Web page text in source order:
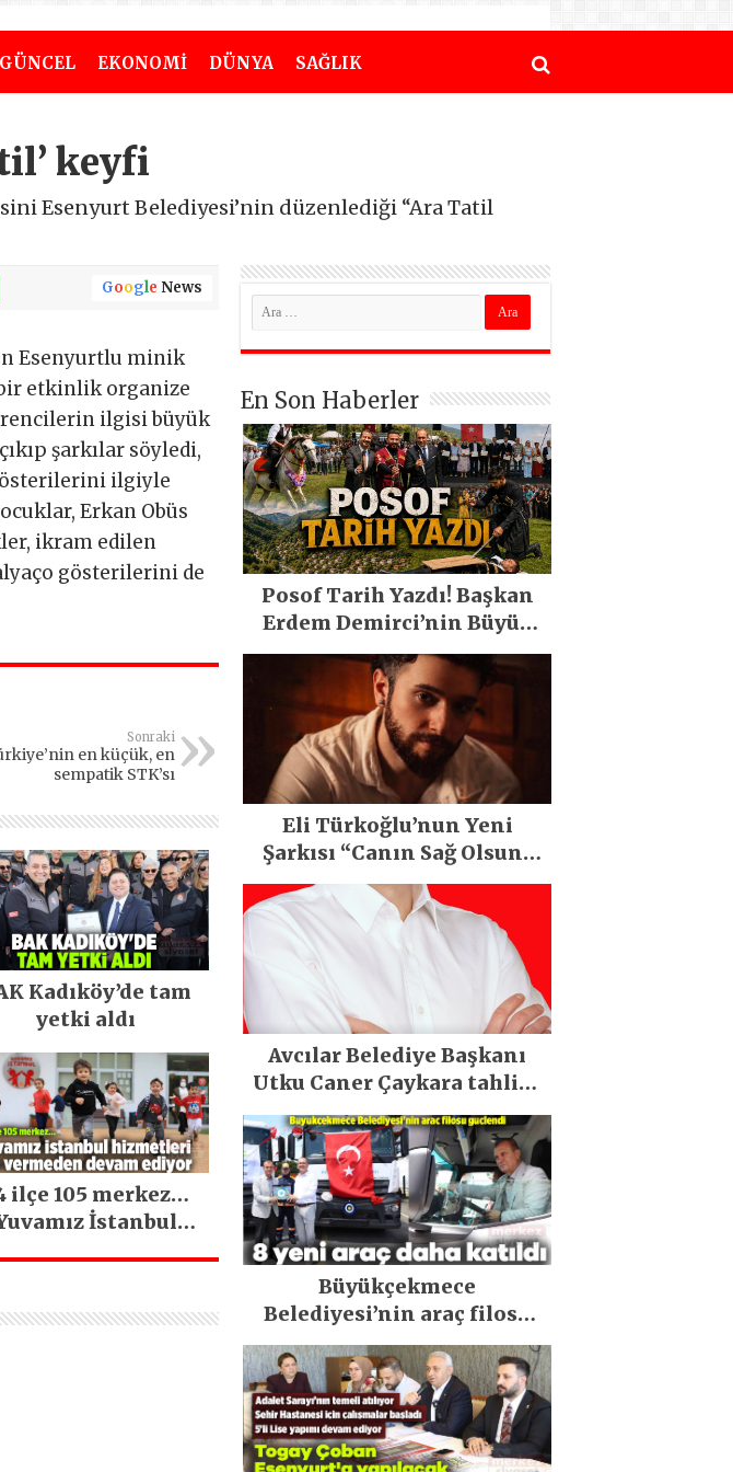
GÜNCEL EKONOMİ DÜNYA SAĞLIK
keyfi
Esenyurt Belediyesi’nin düzenlediği “Ara Tatil
Google News
Esenyurtlu minik
bir etkinlik organize
il​gisi büyük
şarkılar söyledi,
ilgiyle
Erkan Obüs
ikram edilen
gösterilerini de
Sonraki
en küçük, en
sempatik STK’sı
Kadıköy’de tam
yetki aldı
ilçe 105 merkez…
İstanbul
En Son Haberler
Posof Tarih Yazdı! Başkan
Erdem Demirci’nin Büyük
Emeğiyle Son Yılların En
Büyük Festivali Gerçekleşti
Eli Türkoğlu’nun Yeni
Şarkısı “Canın Sağ Olsun”
Büyük İlgi Gördü!..
Avcılar Belediye Başkanı
Utku Caner Çaykara tahliye
edildi
Büyükçekmece
Belediyesi’nin araç filosu
güçlendi